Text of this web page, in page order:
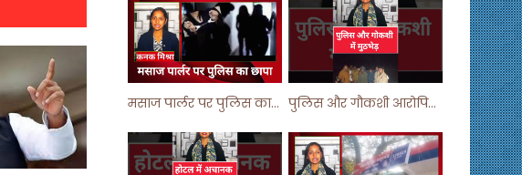
मसाज पार्लर पर पुलिस का छापा ! #viralvideo #trending #parlour पुलिस और गौकशी आरोपियों में मुठभेड़ ! #shortvideo #shorts #shortsfeed